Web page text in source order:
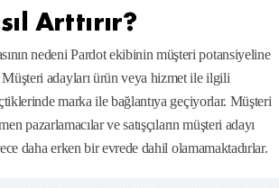
Arttırır?
nedeni Pardot ekibinin müşteri potansiyeline
Müşteri adayları ürün veya hizmet ile ilgili
marka ile bağlantıya geçiyorlar. Müşteri
pazarlamacılar ve satışçıların müşteri adayı
daha erken bir evrede dahil olamamaktadırlar.